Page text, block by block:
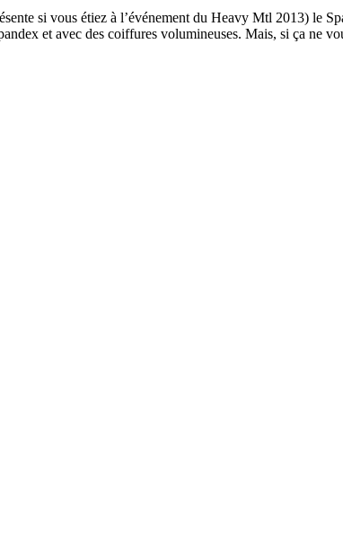
si vous étiez à l’événement du Heavy Mtl 2013) le
et avec des coiffures volumineuses. Mais, si ça ne